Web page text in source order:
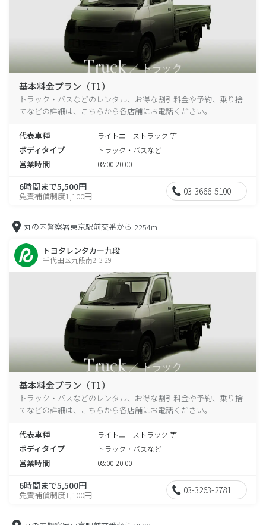
基本料金プラン（T1）
トラック・バスなどのレンタル、お得な割引料金や予約、乗り捨
てなどの詳細は、こちらから各店舗にお電話ください。
代表車種 ライトエーストラック 等
ボディタイプ トラック・バスなど
営業時間 08:00-20:00
6時間まで5,500円
免責補償制度1,100円 03-3666-5100
丸の内警察署東京駅前交番から 2254m
トヨタレンタカー九段
千代田区九段南2-3-29
基本料金プラン（T1）
トラック・バスなどのレンタル、お得な割引料金や予約、乗り捨
てなどの詳細は、こちらから各店舗にお電話ください。
代表車種 ライトエーストラック 等
ボディタイプ トラック・バスなど
営業時間 08:00-20:00
6時間まで5,500円
免責補償制度1,100円 03-3263-2781